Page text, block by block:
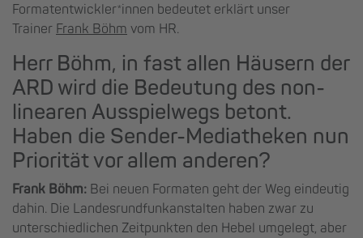
Formatentwickler*innen bedeutet erklärt unser
Trainer Frank Böhm vom HR.
Herr Böhm, in fast allen Häusern der
ARD wird die Bedeutung des non-
linearen Ausspielwegs betont.
Haben die Sender-Mediatheken nun
Priorität vor allem anderen?
Frank Böhm: Bei neuen Formaten geht der Weg eindeutig
dahin. Die Landesrundfunkanstalten haben zwar zu
unterschiedlichen Zeitpunkten den Hebel umgelegt, aber